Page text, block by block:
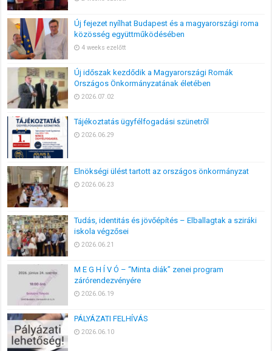
Új fejezet nyílhat Budapest és a magyarországi roma
közösség együttműködésében
4 weeks ezelőtt
Új időszak kezdődik a Magyarországi Romák
Országos Önkormányzatának életében
2026.07.02
Tájékoztatás ügyfélfogadási szünetről
2026.06.29
Elnökségi ülést tartott az országos önkormányzat
2026.06.23
Tudás, identitás és jövőépítés – Elballagtak a sziráki
iskola végzősei
2026.06.21
M E G H Í V Ó – “Minta diák” zenei program
zárórendezvényére
2026.06.19
PÁLYÁZATI FELHÍVÁS
2026.06.10